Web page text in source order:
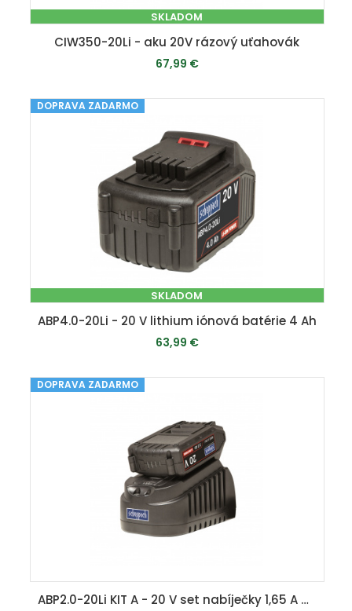
SKLADOM
CIW350-20Li - aku 20V rázový uťahovák
67,99 €
PRIDAŤ DO KOŠÍKA
DOPRAVA ZADARMO
SKLADOM
ABP4.0-20Li - 20 V lithium iónová batérie 4 Ah
63,99 €
PRIDAŤ DO KOŠÍKA
DOPRAVA ZADARMO
ABP2.0-20Li KIT A - 20 V set nabíječky 1,65 A a baterie 2 Ah